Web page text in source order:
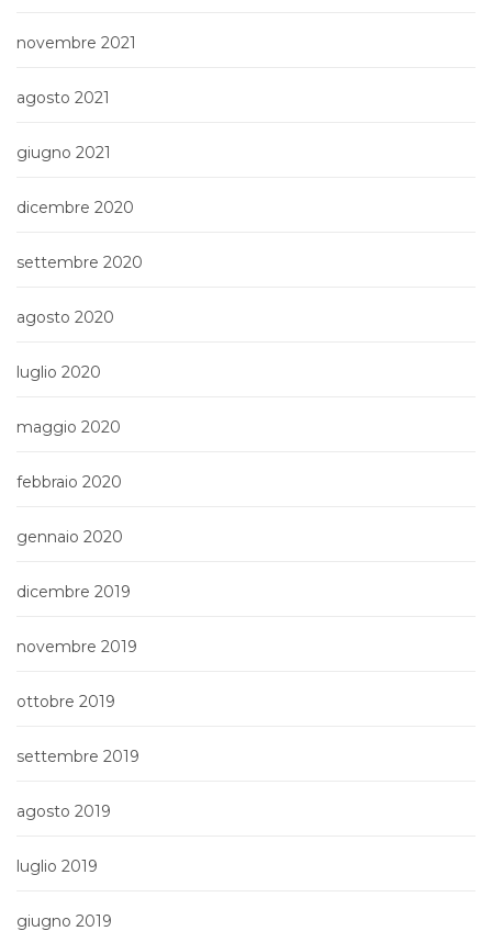
novembre 2021
agosto 2021
giugno 2021
dicembre 2020
settembre 2020
agosto 2020
luglio 2020
maggio 2020
febbraio 2020
gennaio 2020
dicembre 2019
novembre 2019
ottobre 2019
settembre 2019
agosto 2019
luglio 2019
giugno 2019